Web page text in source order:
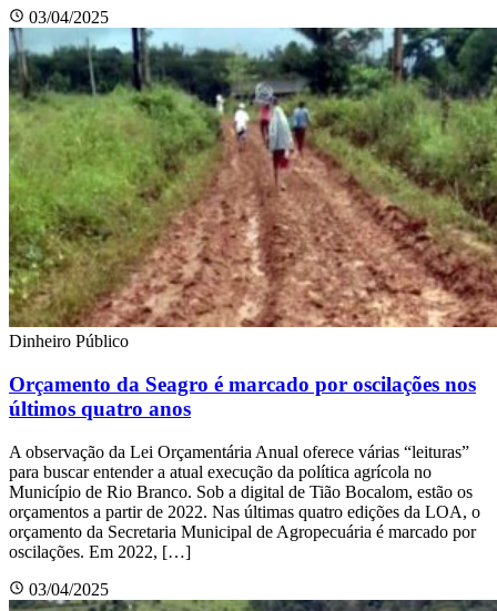
03/04/2025
Dinheiro Público
Orçamento da Seagro é marcado por oscilações nos
últimos quatro anos
A observação da Lei Orçamentária Anual oferece várias “leituras”
para buscar entender a atual execução da política agrícola no
Município de Rio Branco. Sob a digital de Tião Bocalom, estão os
orçamentos a partir de 2022. Nas últimas quatro edições da LOA, o
orçamento da Secretaria Municipal de Agropecuária é marcado por
oscilações. Em 2022, […]
03/04/2025